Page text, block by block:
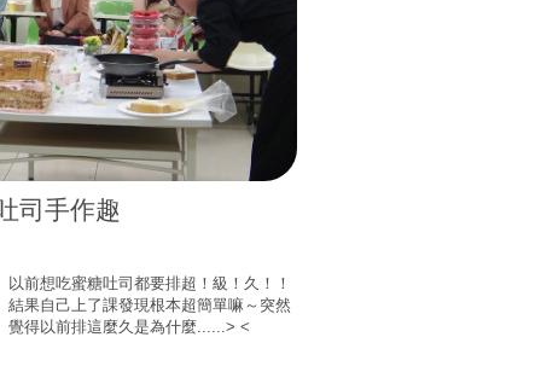
司手作趣
以前想吃蜜糖吐司都要排超！級！久！！
結果自己上了課發現根本超簡單嘛～突然
覺得以前排這麼久是為什麼......> <